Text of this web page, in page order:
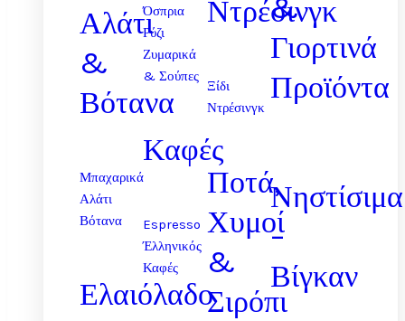
Αλάτι
&
Βότανα
Μπαχαρικά
Αλάτι
Βότανα
Ελαιόλαδο
Όσπρια
Ρύζι
Ζυμαρικά
& Σούπες
Καφές
Espresso
Έλληνικός
Καφές
Ντρέσινγκ
Ξίδι
Ντρέσινγκ
Ποτά,
Χυμοί
&
Σιρόπι
&
Γιορτινά
Προϊόντα
Νηστίσιμα
–
Βίγκαν